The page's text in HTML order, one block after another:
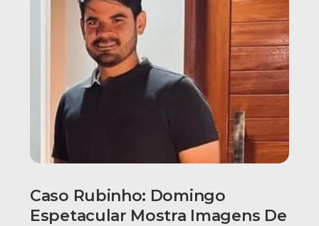
Caso Rubinho: Domingo
Espetacular Mostra Imagens De